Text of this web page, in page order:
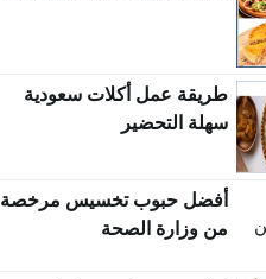
طريقة عمل أكلات سعودية
سهلة التحضير
أفضل حبوب تخسيس مرخصة
من وزارة الصحة